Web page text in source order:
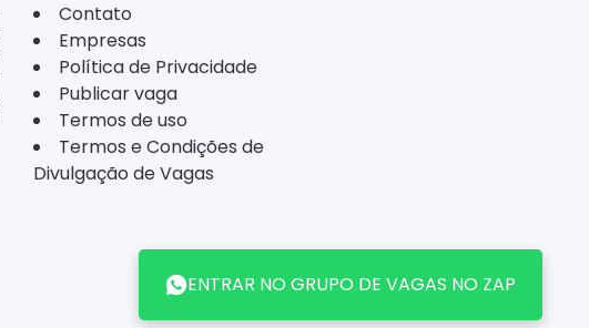
Contato
Empresas
Política de Privacidade
Publicar vaga
Termos de uso
Termos e Condições de
Divulgação de Vagas
Back
ENTRAR NO GRUPO DE VAGAS NO ZAP